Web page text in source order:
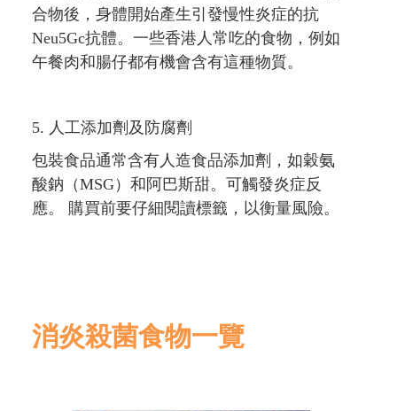
合物後，身體開始產生引發慢性炎症的抗
Neu5Gc抗體。一些香港人常吃的食物，例如
午餐肉和腸仔都有機會含有這種物質。
5. 人工添加劑及防腐劑
包裝食品通常含有人造食品添加劑，如穀氨
酸鈉（MSG）和阿巴斯甜。可觸發炎症反
應。 購買前要仔細閱讀標籤，以衡量風險。
消炎殺菌食物一覽